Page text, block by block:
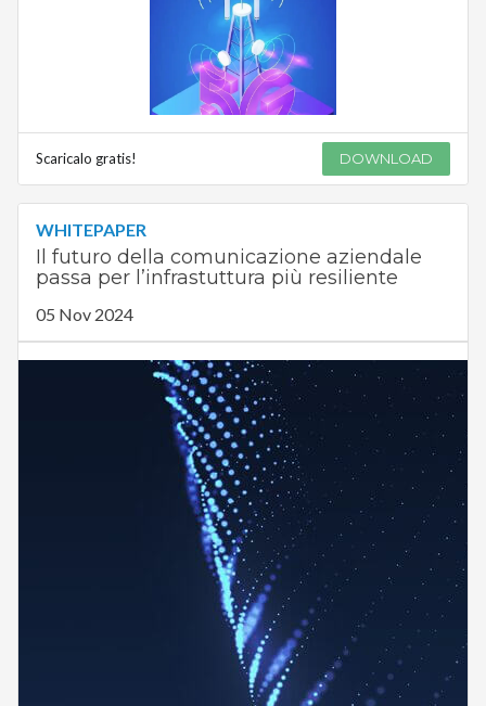
Scaricalo gratis! DOWNLOAD
WHITEPAPER
Il futuro della comunicazione aziendale
passa per l’infrastuttura più resiliente
05 Nov 2024